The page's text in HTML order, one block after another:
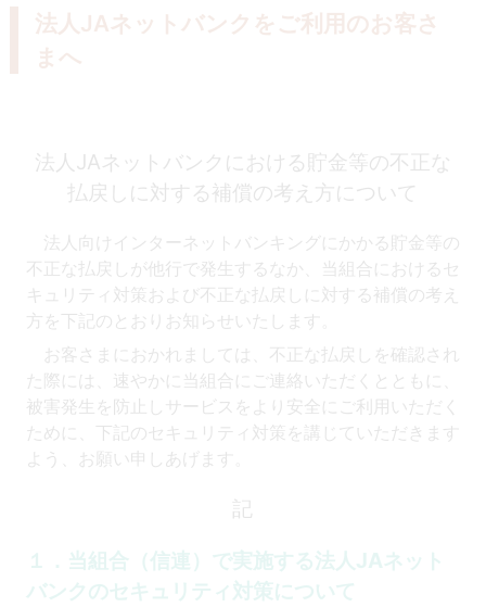
法人JAネットバンクをご利用のお客さ
まへ
法人JAネットバンクにおける貯金等の不正な
払戻しに対する補償の考え方について
法人向けインターネットバンキングにかかる貯金等の
不正な払戻しが他行で発生するなか、当組合におけるセ
キュリティ対策および不正な払戻しに対する補償の考え
方を下記のとおりお知らせいたします。
お客さまにおかれましては、不正な払戻しを確認され
た際には、速やかに当組合にご連絡いただくとともに、
被害発生を防止しサービスをより安全にご利用いただく
ために、下記のセキュリティ対策を講じていただきます
よう、お願い申しあげます。
記
１．当組合（信連）で実施する法人JAネット
バンクのセキュリティ対策について